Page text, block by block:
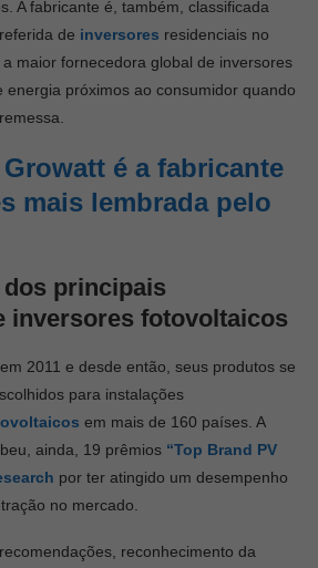
A fabricante é, também, classificada
de inversores residenciais no
maior fornecedora global de inversores
energia próximos ao consumidor quando
é a fabricante
mais lembrada pelo
principais
inversores fotovoltaicos
2011 e desde então, seus produtos se
para instalações
em mais de 160 países. A
ainda, 19 prêmios “Top Brand PV
por ter atingido um desempenho
no mercado.
reconhecimento da